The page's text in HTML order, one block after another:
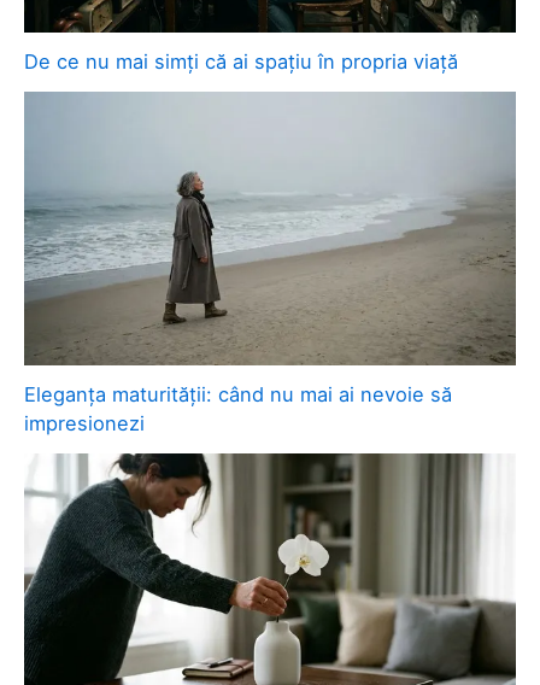
De ce nu mai simți că ai spațiu în propria viață
Eleganța maturității: când nu mai ai nevoie să
impresionezi